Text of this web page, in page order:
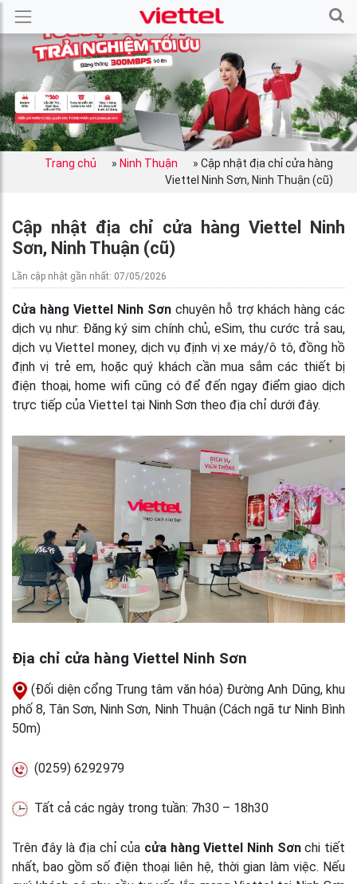
Trang chủ » Ninh Thuận » Cập nhật địa chỉ cửa hàng
Viettel Ninh Sơn, Ninh Thuận (cũ)
Cập nhật địa chỉ cửa hàng Viettel Ninh
Sơn, Ninh Thuận (cũ)
Lần cập nhật gần nhất: 07/05/2026
Cửa hàng Viettel Ninh Sơn chuyên hỗ trợ khách hàng các
dịch vụ như: Đăng ký sim chính chủ, eSim, thu cước trả sau,
dịch vụ Viettel money, dịch vụ định vị xe máy/ô tô, đồng hồ
định vị trẻ em, hoặc quý khách cần mua sắm các thiết bị
điện thoại, home wifi cũng có để đến ngay điểm giao dịch
trực tiếp của Viettel tại Ninh Sơn theo địa chỉ dưới đây.
Địa chỉ cửa hàng Viettel Ninh Sơn
(Đối diện cổng Trung tâm văn hóa) Đường Anh Dũng, khu
phố 8, Tân Sơn, Ninh Sơn, Ninh Thuận (Cách ngã tư Ninh Bình
50m)
(0259) 6292979
Tất cả các ngày trong tuần: 7h30 – 18h30
Trên đây là địa chỉ của cửa hàng Viettel Ninh Sơnchi tiết
nhất, bao gồm số điện thoại liên hệ, thời gian làm việc. Nếu